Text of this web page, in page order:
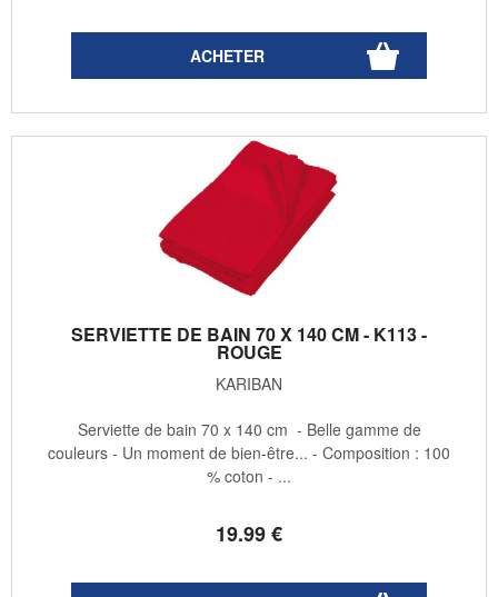
SERVIETTE DE BAIN 70 X 140 CM - K113 -
ROUGE
KARIBAN
19.99€
Serviette de bain 70 x 140 cm - Belle gamme de
couleurs - Un moment de bien-être... - Composition : 100
% coton - ...